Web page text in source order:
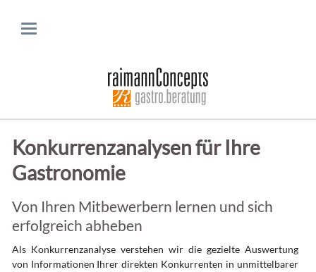
Konkurrenzanalysen für Ihre
Gastronomie
Von Ihren Mitbewerbern lernen und sich
erfolgreich abheben
Als Konkurrenzanalyse verstehen wir die gezielte Auswertung
von Informationen Ihrer direkten Konkurrenten in unmittelbarer